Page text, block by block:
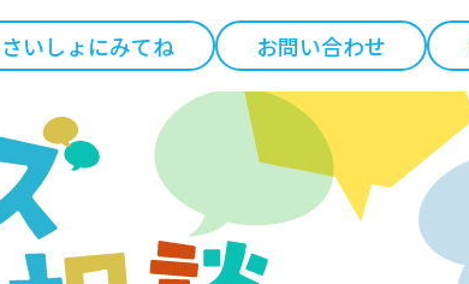
さいしょにみてね お問い合わせ